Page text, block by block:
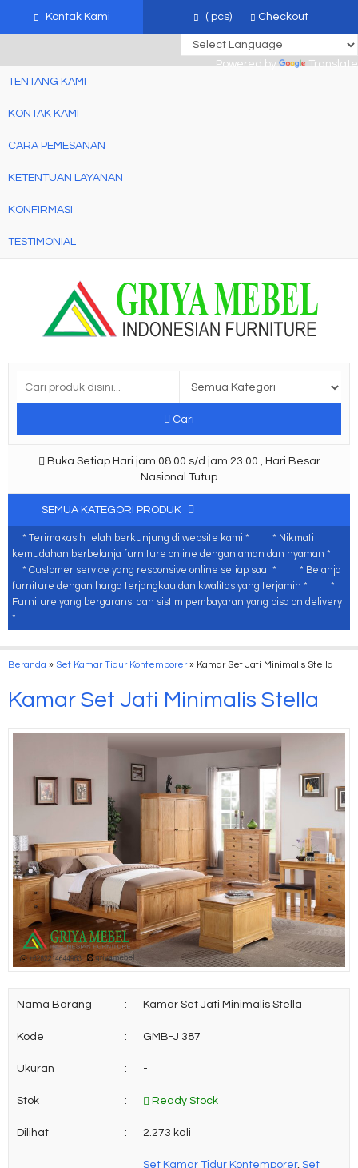
Kontak Kami ( pcs) Checkout
Powered by
Translate
TENTANG KAMI
KONTAK KAMI
CARA PEMESANAN
KETENTUAN LAYANAN
KONFIRMASI
TESTIMONIAL
Cari
Buka Setiap Hari jam 08.00 s/d jam 23.00 , Hari Besar
Nasional Tutup
SEMUA KATEGORI PRODUK
* Terimakasih telah berkunjung di website kami *
* Nikmati
kemudahan berbelanja furniture online dengan aman dan nyaman *
* Customer service yang responsive online setiap saat *
* Belanja
furniture dengan harga terjangkau dan kwalitas yang terjamin *
*
Furniture yang bergaransi dan sistim pembayaran yang bisa on delivery
*
Beranda » Set Kamar Tidur Kontemporer» Kamar Set Jati Minimalis Stella
Kamar Set Jati Minimalis Stella
Nama Barang : Kamar Set Jati Minimalis Stella
Kode : GMB-J 387
Ukuran : -
Stok : Ready Stock
Dilihat : 2.273 kali
Set Kamar Tidur Kontemporer, Set